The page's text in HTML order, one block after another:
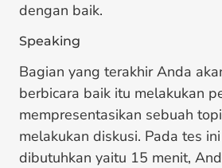
dengan baik.
Speaking
Bagian yang terakhir Anda
berbicara baik itu melakukan
mempresentasikan sebuah
melakukan diskusi. Pada tes
dibutuhkan yaitu 15 menit,